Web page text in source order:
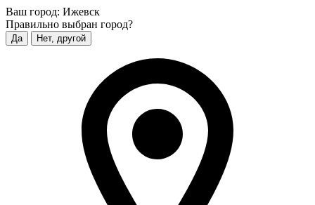
Ваш город: Ижевск
Правильно выбран город?
Да Нет, другой